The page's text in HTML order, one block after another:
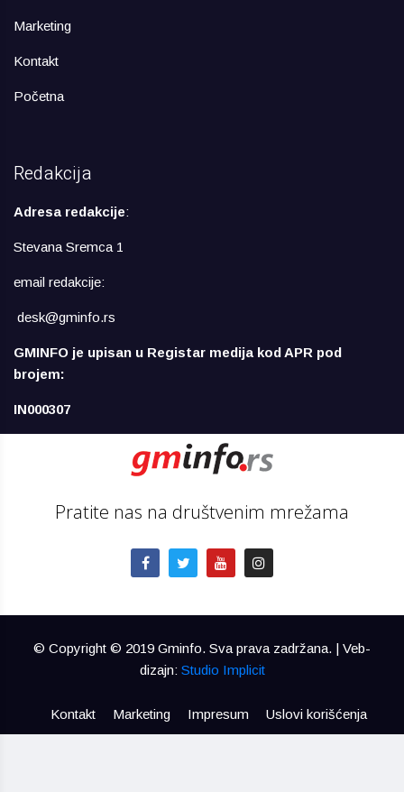
Marketing
Kontakt
Početna
Redakcija
Adresa redakcije:
Stevana Sremca 1
email redakcije:
desk@gminfo.rs
GMINFO je upisan u Registar medija kod APR pod
brojem:
IN000307
Pratite nas na društvenim mrežama
© Copyright © 2019 Gminfo. Sva prava zadržana. | Veb-
dizajn: Studio Implicit
Kontakt Marketing Impresum Uslovi korišćenja